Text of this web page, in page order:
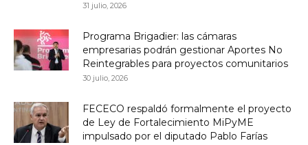
31 julio, 2026
Programa Brigadier: las cámaras
empresarias podrán gestionar Aportes No
Reintegrables para proyectos comunitarios
30 julio, 2026
FECECO respaldó formalmente el proyecto
de Ley de Fortalecimiento MiPyME
impulsado por el diputado Pablo Farías